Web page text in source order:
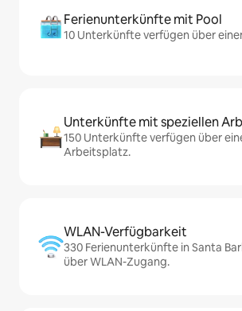
Ferienunterkünfte mit Pool
10 Unterkünfte verfügen über
Unterkünfte mit speziellen
150 Unterkünfte verfügen über
Arbeitsplatz.
WLAN-Verfügbarkeit
330 Ferienunterkünfte in Santa
über WLAN-Zugang.